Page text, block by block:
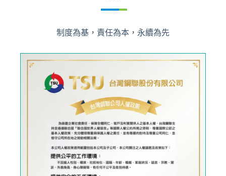
制度為基，責任為本，永續為先